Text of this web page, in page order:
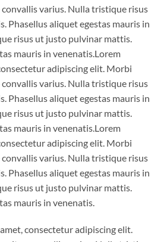
varius. Nulla tristique risus
Phasellus aliquet egestas mauris in
risus ut justo pulvinar mattis.
mauris in venenatis.Lorem
adipiscing elit. Morbi
varius. Nulla tristique risus
Phasellus aliquet egestas mauris in
risus ut justo pulvinar mattis.
mauris in venenatis.Lorem
adipiscing elit. Morbi
varius. Nulla tristique risus
Phasellus aliquet egestas mauris in
risus ut justo pulvinar mattis.
mauris in venenatis.
consectetur adipiscing elit.